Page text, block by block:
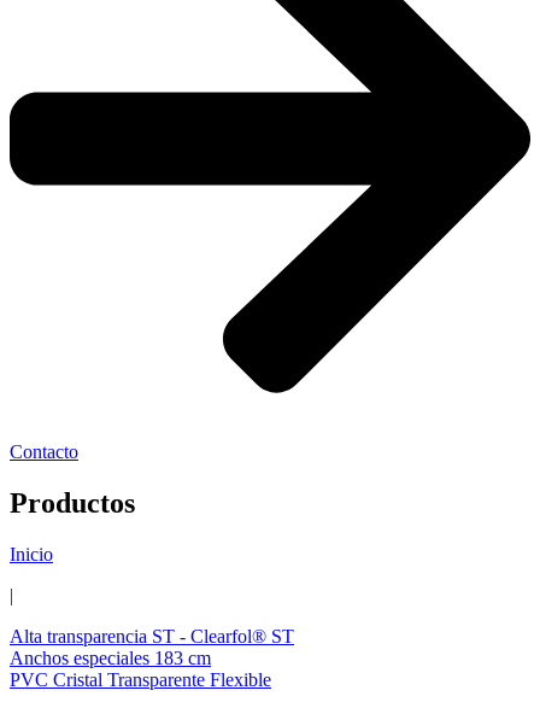
Contacto
Productos
Inicio
|
Alta transparencia ST - Clearfol® ST
Anchos especiales 183 cm
PVC Cristal Transparente Flexible